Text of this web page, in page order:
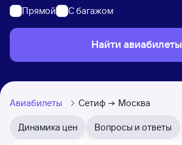
Прямой C багажом
Найти авиабилеты
Авиабилеты Сетиф Москва
Динамика цен Вопросы и ответы